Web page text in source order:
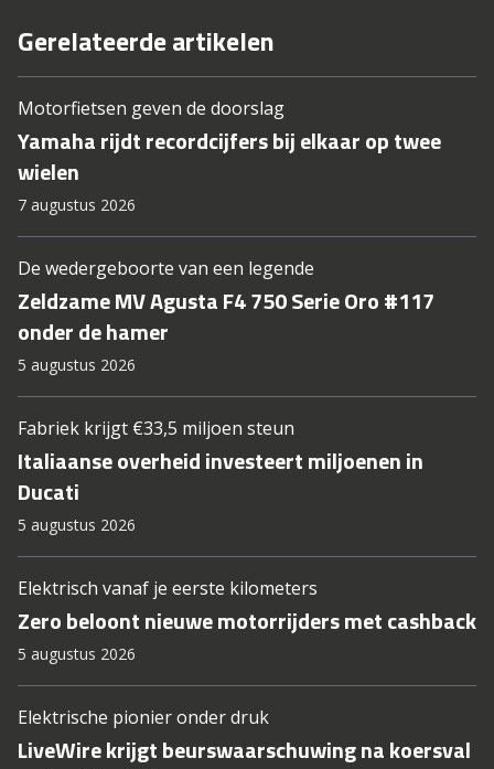
Gerelateerde artikelen
Motorfietsen geven de doorslag
Yamaha rijdt recordcijfers bij elkaar op twee
wielen
7 augustus 2026
De wedergeboorte van een legende
Zeldzame MV Agusta F4 750 Serie Oro #117
onder de hamer
5 augustus 2026
Fabriek krijgt €33,5 miljoen steun
Italiaanse overheid investeert miljoenen in
Ducati
5 augustus 2026
Elektrisch vanaf je eerste kilometers
Zero beloont nieuwe motorrijders met cashback
5 augustus 2026
Elektrische pionier onder druk
LiveWire krijgt beurswaarschuwing na koersval